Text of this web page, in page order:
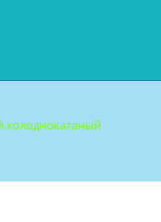
холоднокатаный